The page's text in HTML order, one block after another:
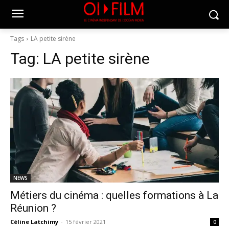
Tags LA petite sirène
Tag: LA petite sirène
NEWS
Métiers du cinéma : quelles formations à La
Réunion ?
Céline Latchimy - 15 février 2021 0